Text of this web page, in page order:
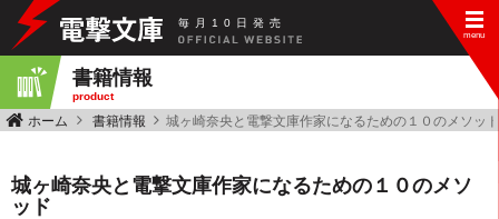
毎 月 10 日 発 売
書籍情報
product
ホーム 書籍情報 城ヶ崎奈央と電撃文庫作家になるための１０のメソッド
城ヶ崎奈央と電撃文庫作家になるための１０のメソ
ッド